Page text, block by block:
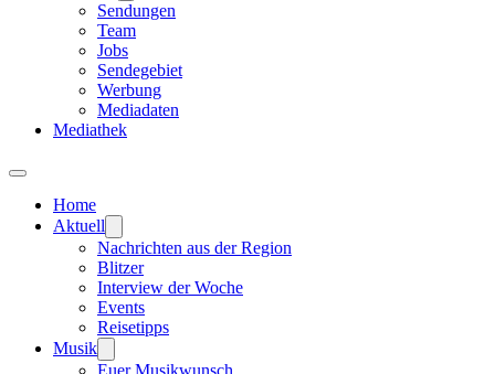
Sendungen
Team
Jobs
Sendegebiet
Werbung
Mediadaten
Mediathek
Home
Aktuell
Nachrichten aus der Region
Blitzer
Interview der Woche
Events
Reisetipps
Musik
Euer Musikwunsch